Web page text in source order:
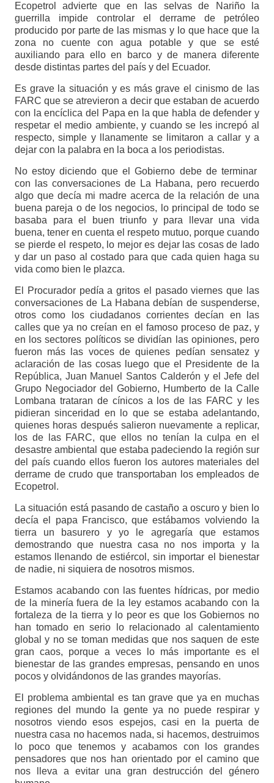
Ecopetrol advierte que en las selvas de Nariño la
guerrilla impide controlar el derrame de petróleo
producido por parte de las mismas y lo que hace que la
zona no cuente con agua potable y que se esté
auxiliando para ello en barco y de manera diferente
desde distintas partes del país y del Ecuador.
Es grave la situación y es más grave el cinismo de las
FARC que se atrevieron a decir que estaban de acuerdo
con la encíclica del Papa en la que habla de defender y
respetar el medio ambiente, y cuando se les increpó al
respecto, simple y llanamente se limitaron a callar y a
dejar con la palabra en la boca a los periodistas.
No estoy diciendo que el Gobierno debe de terminar
con las conversaciones de La Habana, pero recuerdo
algo que decía mi madre acerca de la relación de una
buena pareja o de los negocios, lo principal de todo se
basaba para el buen triunfo y para llevar una vida
buena, tener en cuenta el respeto mutuo, porque cuando
se pierde el respeto, lo mejor es dejar las cosas de lado
y dar un paso al costado para que cada quien haga su
vida como bien le plazca.
El Procurador pedía a gritos el pasado viernes que las
conversaciones de La Habana debían de suspenderse,
otros como los ciudadanos corrientes decían en las
calles que ya no creían en el famoso proceso de paz, y
en los sectores políticos se dividían las opiniones, pero
fueron más las voces de quienes pedían sensatez y
aclaración de las cosas luego que el Presidente de la
República, Juan Manuel Santos Calderón y el Jefe del
Grupo Negociador del Gobierno, Humberto de la Calle
Lombana trataran de cínicos a los de las FARC y les
pidieran sinceridad en lo que se estaba adelantando,
quienes horas después salieron nuevamente a replicar,
los de las FARC, que ellos no tenían la culpa en el
desastre ambiental que estaba padeciendo la región sur
del país cuando ellos fueron los autores materiales del
derrame de crudo que transportaban los empleados de
Ecopetrol.
La situación está pasando de castaño a oscuro y bien lo
decía el papa Francisco, que estábamos volviendo la
tierra un basurero y yo le agregaría que estamos
demostrando que nuestra casa no nos importa y la
estamos llenando de estiércol, sin importar el bienestar
de nadie, ni siquiera de nosotros mismos.
Estamos acabando con las fuentes hídricas, por medio
de la minería fuera de la ley estamos acabando con la
fortaleza de la tierra y lo peor es que los Gobiernos no
han tomado en serio lo relacionado al calentamiento
global y no se toman medidas que nos saquen de este
gran caos, porque a veces lo más importante es el
bienestar de las grandes empresas, pensando en unos
pocos y olvidándonos de las grandes mayorías.
El problema ambiental es tan grave que ya en muchas
regiones del mundo la gente ya no puede respirar y
nosotros viendo esos espejos, casi en la puerta de
nuestra casa no hacemos nada, si hacemos, destruimos
lo poco que tenemos y acabamos con los grandes
pensadores que nos han orientado por el camino que
nos lleva a evitar una gran destrucción del género